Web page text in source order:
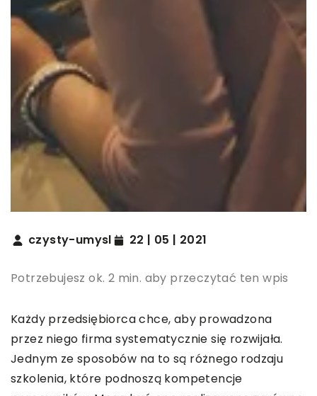
czysty-umysl 22 | 05 | 2021
Potrzebujesz ok. 2 min. aby przeczytać ten wpis
Każdy przedsiębiorca chce, aby prowadzona
przez niego firma systematycznie się rozwijała.
Jednym ze sposobów na to są różnego rodzaju
szkolenia, które podnoszą kompetencje